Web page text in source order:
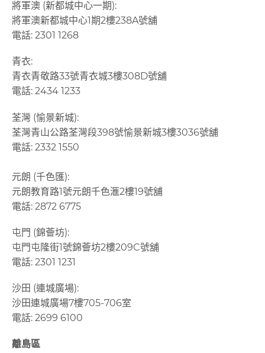
將軍澳 (新都城中心一期):
將軍澳新都城中心1期2樓238A號舖
電話: 2301 1268
青衣:
青衣青敬路33號青衣城3樓308D號舖
電話: 2434 1233
荃灣 (愉景新城):
荃灣青山公路荃灣段398號愉景新城3樓3036號舖
電話: 2332 1550
元朗 (千色匯):
元朗教育路1號元朗千色滙2樓19號舖
電話: 2872 6775
屯門 (錦薈坊):
屯門屯隆街1號錦薈坊2樓209C號舖
電話: 2301 1231
沙田 (連城廣場):
沙田連城廣場7樓705-706室
電話: 2699 6100
離島區